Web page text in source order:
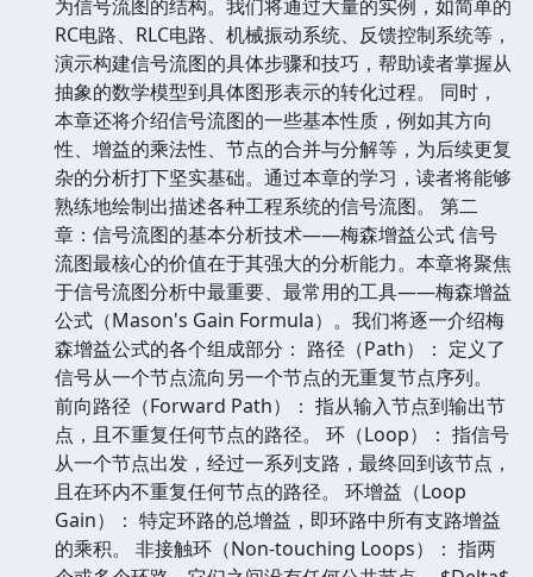
为信号流图的结构。我们将通过大量的实例，如简单的
RC电路、RLC电路、机械振动系统、反馈控制系统等，
演示构建信号流图的具体步骤和技巧，帮助读者掌握从
抽象的数学模型到具体图形表示的转化过程。 同时，
本章还将介绍信号流图的一些基本性质，例如其方向
性、增益的乘法性、节点的合并与分解等，为后续更复
杂的分析打下坚实基础。通过本章的学习，读者将能够
熟练地绘制出描述各种工程系统的信号流图。 第二
章：信号流图的基本分析技术——梅森增益公式 信号
流图最核心的价值在于其强大的分析能力。本章将聚焦
于信号流图分析中最重要、最常用的工具——梅森增益
公式（Mason's Gain Formula）。我们将逐一介绍梅
森增益公式的各个组成部分： 路径（Path）： 定义了
信号从一个节点流向另一个节点的无重复节点序列。
前向路径（Forward Path）： 指从输入节点到输出节
点，且不重复任何节点的路径。 环（Loop）： 指信号
从一个节点出发，经过一系列支路，最终回到该节点，
且在环内不重复任何节点的路径。 环增益（Loop
Gain）： 特定环路的总增益，即环路中所有支路增益
的乘积。 非接触环（Non-touching Loops）： 指两